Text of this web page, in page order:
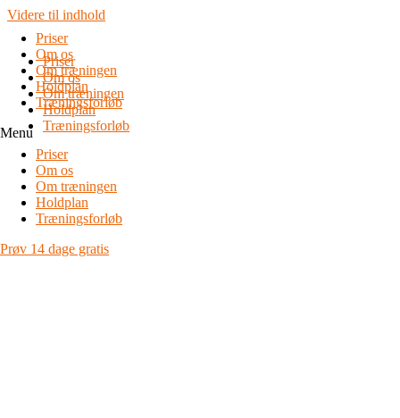
Videre til indhold
Priser
Om os
Om træningen
Holdplan
Træningsforløb
Menu
Priser
Om os
Om træningen
Holdplan
Træningsforløb
Prøv 14 dage gratis
Priser
Om os
Om træningen
Holdplan
Træningsforløb